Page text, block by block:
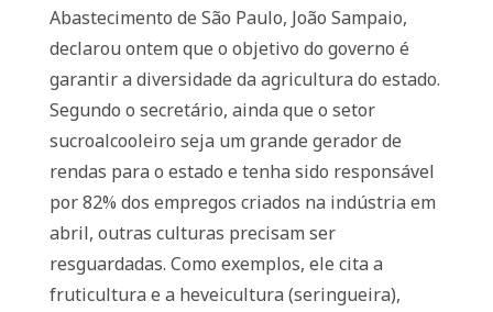
Abastecimento de São Paulo, João Sampaio,
declarou ontem que o objetivo do governo é
garantir a diversidade da agricultura do estado.
Segundo o secretário, ainda que o setor
sucroalcooleiro seja um grande gerador de
rendas para o estado e tenha sido responsável
por 82% dos empregos criados na indústria em
abril, outras culturas precisam ser
resguardadas. Como exemplos, ele cita a
fruticultura e a heveicultura (seringueira),